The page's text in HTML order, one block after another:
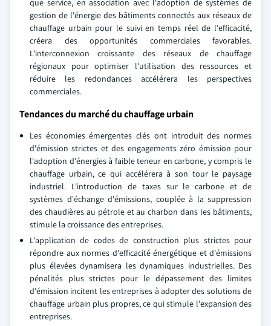
que service, en association avec l'adoption de systèmes de
gestion de l'énergie des bâtiments connectés aux réseaux de
chauffage urbain pour le suivi en temps réel de l'efficacité,
créera des opportunités commerciales favorables.
L'interconnexion croissante des réseaux de chauffage
régionaux pour optimiser l'utilisation des ressources et
réduire les redondances accélérera les perspectives
commerciales.
Tendances du marché du chauffage urbain
Les économies émergentes clés ont introduit des normes
d'émission strictes et des engagements zéro émission pour
l'adoption d'énergies à faible teneur en carbone, y compris le
chauffage urbain, ce qui accélérera à son tour le paysage
industriel. L'introduction de taxes sur le carbone et de
systèmes d'échange d'émissions, couplée à la suppression
des chaudières au pétrole et au charbon dans les bâtiments,
stimule la croissance des entreprises.
L'application de codes de construction plus strictes pour
répondre aux normes d'efficacité énergétique et d'émissions
plus élevées dynamisera les dynamiques industrielles. Des
pénalités plus strictes pour le dépassement des limites
d'émission incitent les entreprises à adopter des solutions de
chauffage urbain plus propres, ce qui stimule l'expansion des
entreprises.